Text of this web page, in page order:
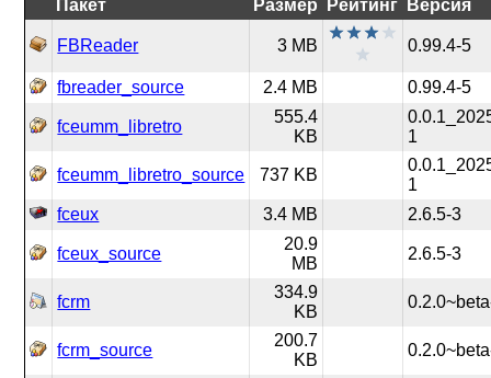
Пакет
Размер Рейтинг Версия
FBReader 3 MB 0.99.4-5
fbreader_source 2.4 MB 0.99.4-5
fceumm_libretro
555.4
KB
1
fceumm_libretro_source 737 KB
1
fceux
3.4 MB 2.6.5-3
fceux_source
20.9
MB
2.6.5-3
fcrm
334.9
KB
fcrm_source
200.7
KB